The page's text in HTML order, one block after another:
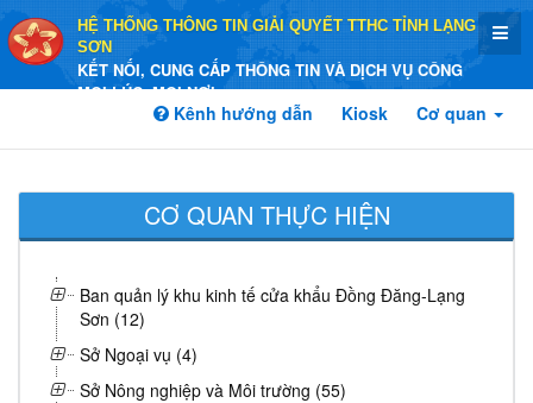
HỆ THỐNG THÔNG TIN GIẢI QUYẾT TTHC TỈNH LẠNG
SƠN
KẾT NỐI, CUNG CẤP THÔNG TIN VÀ DỊCH VỤ CÔNG
MỌI LÚC, MỌI NƠI
Kênh hướng dẫn Kiosk Cơ quan
CƠ QUAN THỰC HIỆN
Ban quản lý khu kinh tế cửa khẩu Đồng Đăng-Lạng
Sơn (12)
Sở Ngoại vụ (4)
Sở Nông nghiệp và Môi trường (55)